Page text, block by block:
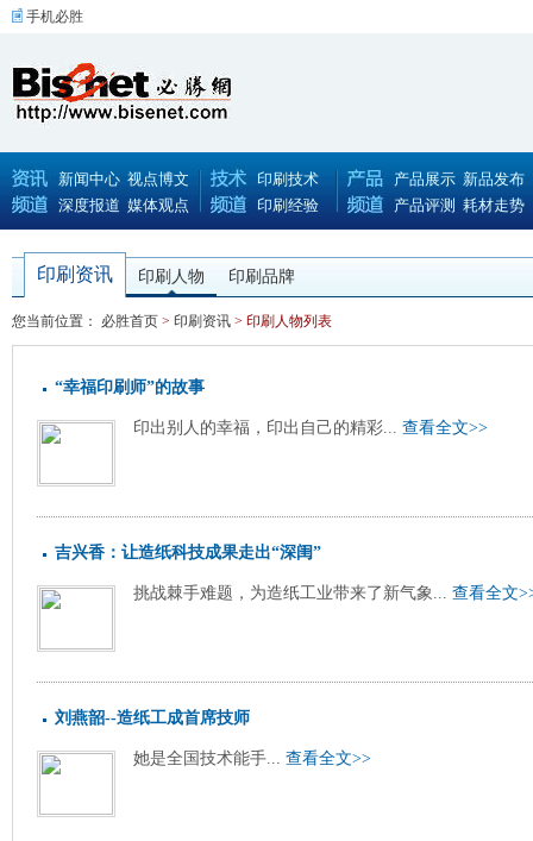
手机必胜
新闻中心 视点博文
深度报道 媒体观点
印刷技术
印刷经验
产品展示 新品发布
产品评测 耗材走势
印刷资讯 印刷人物 印刷品牌
您当前位置： 必胜首页 > 印刷资讯 > 印刷人物列表
“幸福印刷师”的故事
印出别人的幸福，印出自己的精彩... 查看全文>>
吉兴香：让造纸科技成果走出“深闺”
挑战棘手难题，为造纸工业带来了新气象... 查看全文
刘燕韶--造纸工成首席技师
她是全国技术能手... 查看全文>>